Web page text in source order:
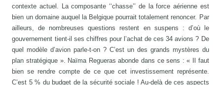
contexte actuel. La composante ‘‘chasse’’ de la force aérienne est
bien un domaine auquel la Belgique pourrait totalement renoncer. Par
ailleurs, de nombreuses questions restent en suspens : d’où le
gouvernement tient-il ses chiffres pour l’achat de ces 34 avions ? De
quel modèle d’avion parle-t-on ? C’est un des grands mystères du
plan stratégique ». Naïma Regueras abonde dans ce sens : « Il faut
bien se rendre compte de ce que cet investissement représente.
C’est 5 % du budget de la sécurité sociale ! Au-delà de ces aspects